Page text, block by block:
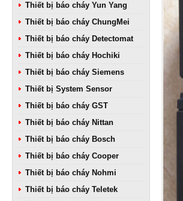
Thiết bị báo cháy Yun Yang
Thiết bị báo cháy ChungMei
Thiết bị báo cháy Detectomat
Thiết bị báo cháy Hochiki
Thiết bị báo cháy Siemens
Thiết bị System Sensor
Thiết bị báo cháy GST
Thiết bị báo cháy Nittan
Thiết bị báo cháy Bosch
Thiết bị báo cháy Cooper
Thiết bị báo cháy Nohmi
Thiết bị báo cháy Teletek